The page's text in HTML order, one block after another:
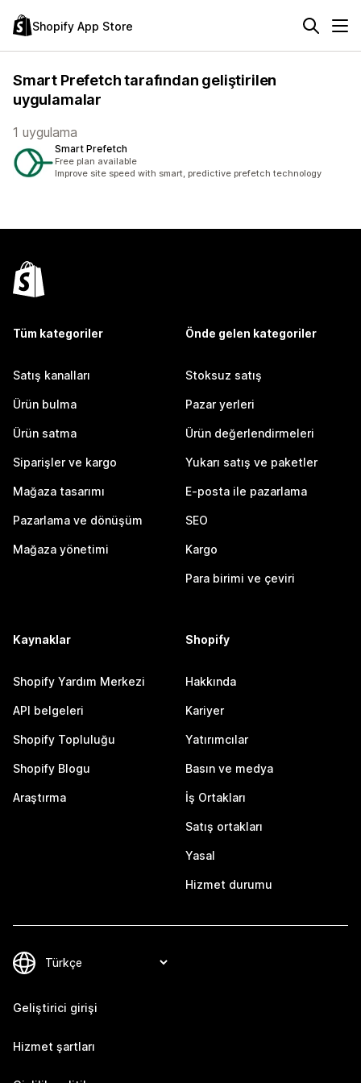
Shopify App Store
Smart Prefetch tarafından geliştirilen
uygulamalar
1 uygulama
Smart Prefetch
Free plan available
Improve site speed with smart, predictive prefetch technology
Tüm kategoriler
Satış kanalları
Ürün bulma
Ürün satma
Siparişler ve kargo
Mağaza tasarımı
Pazarlama ve dönüşüm
Mağaza yönetimi
Önde gelen kategoriler
Stoksuz satış
Pazar yerleri
Ürün değerlendirmeleri
Yukarı satış ve paketler
E-posta ile pazarlama
SEO
Kargo
Para birimi ve çeviri
Kaynaklar
Shopify Yardım Merkezi
API belgeleri
Shopify Topluluğu
Shopify Blogu
Araştırma
Shopify
Hakkında
Kariyer
Yatırımcılar
Basın ve medya
İş Ortakları
Satış ortakları
Yasal
Hizmet durumu
Geliştirici girişi
Hizmet şartları